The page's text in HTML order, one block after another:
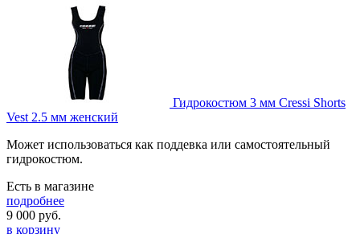
Гидрокостюм 3 мм Cressi Shorts
Vest 2.5 мм женский
Может использоваться как поддевка или самостоятельный
гидрокостюм.
Есть в магазине
подробнее
9 000 руб.
в корзину